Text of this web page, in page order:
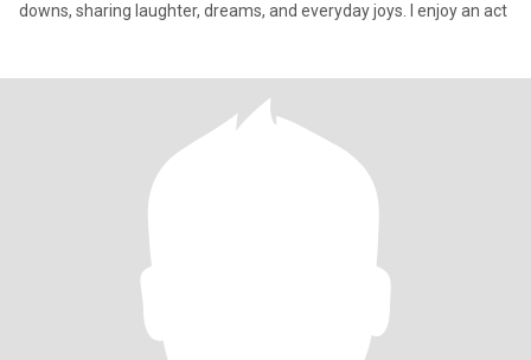
downs, sharing laughter, dreams, and everyday joys. I enjoy an act